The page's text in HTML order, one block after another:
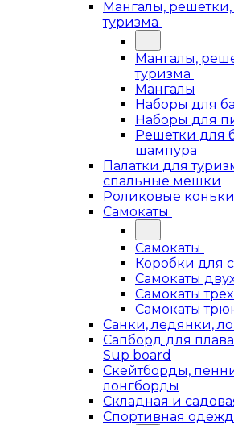
Мангалы, решетки,
туризма
Мангалы,
туризма
Мангалы
Наборы для
Наборы для
Решетки для
шампура
Палатки для
спальные мешки
Роликовые коньки
Самокаты
Самокаты
Коробки для
Самокаты
Самокаты
Самокаты
Санки, ледянки,
Сапборд для
Sup board
Скейтборды,
лонгборды
Складная и
Спортивная